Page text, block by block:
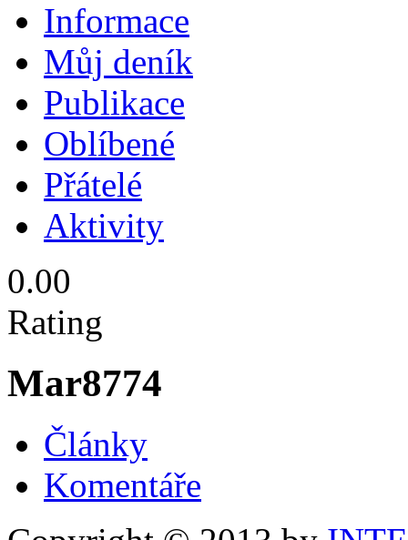
Informace
Můj deník
Publikace
Oblíbené
Přátelé
Aktivity
0.00
Rating
Mar8774
Články
Komentáře